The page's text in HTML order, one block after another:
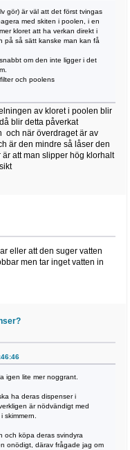
gör) är väl att det först tvingas
med skiten i poolen, i en
kloret att ha verkan direkt i
på så sätt kanske man kan få
om den inte ligger i det
och poolens
av kloret i poolen blir
blir detta påverkat
och när överdraget är av
är den mindre så låser den
att man slipper hög klorhalt
eller att den suger vatten
men tar inget vatten in
igen lite mer noggrant.
ha deras dispenser i
är nödvändigt med
och köpa deras svindyra
onödigt, därav frågade jag om